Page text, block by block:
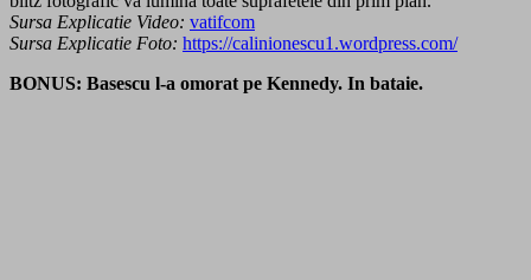
Sursa Explicatie Video: vatifcom
Sursa Explicatie Foto: https://calinionescu1.wordpress.com/
BONUS: Basescu l-a omorat pe Kennedy. In bataie.